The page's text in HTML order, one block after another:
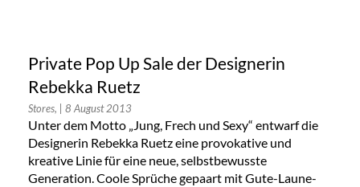
Private Pop Up Sale der Designerin
Rebekka Ruetz
Stores, | 8 August 2013
Unter dem Motto „Jung, Frech und Sexy“ entwarf die
Designerin Rebekka Ruetz eine provokative und
kreative Linie für eine neue, selbstbewusste
Generation. Coole Sprüche gepaart mit Gute-Laune-